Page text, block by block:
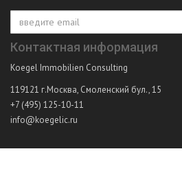
Контактная информация
Koegel Immobilien Consulting
119121 г.Москва, Смоленский бул., 15
+7 (495) 125-10-11
info@koegelic.ru